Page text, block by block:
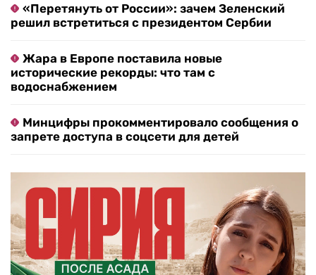
«Перетянуть от России»: зачем Зеленский
решил встретиться с президентом Сербии
Жара в Европе поставила новые
исторические рекорды: что там с
водоснабжением
Минцифры прокомментировало сообщения о
запрете доступа в соцсети для детей